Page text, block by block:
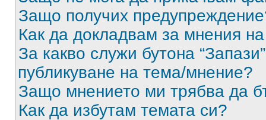
Защо получих
Как да докладвам за мнения
За какво служи бутона
публикуване на тема/мнение?
Защо мнението ми трябва да
Как да избутам темата си?